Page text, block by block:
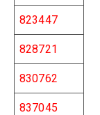
823447
828721
830762
837045